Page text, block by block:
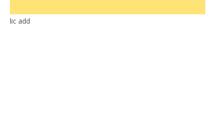
lic add